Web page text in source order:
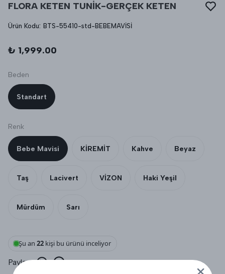
FLORA KETEN TUNİK-GERÇEK KETEN
Ürün Kodu: BTS-55410-std-BEBEMAVİSİ
₺ 1,999.00
Beden
Standart
Renk
Bebe Mavisi KİREMİT Kahve Beyaz
Taş Lacivert VİZON Haki Yeşil
Mürdüm Sarı
Şu an 22kişi bu ürünü inceliyor
Paylaş: